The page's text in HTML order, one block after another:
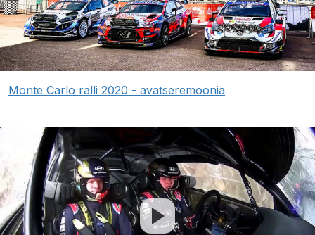
Monte Carlo ralli 2020 - avatseremoonia